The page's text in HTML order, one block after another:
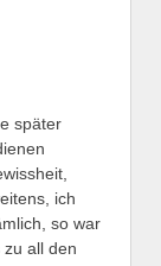
später
ich
so war
all den